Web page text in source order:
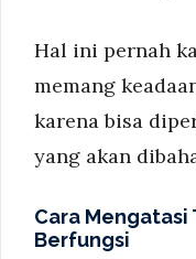
Hal ini pernah
memang
karena bisa
yang akan
Cara
Berfungsi